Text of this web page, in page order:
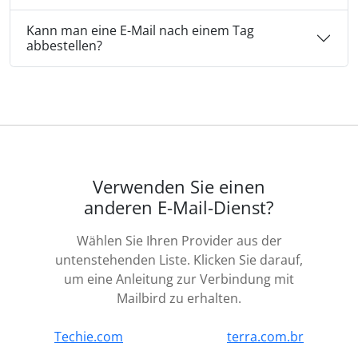
Kann man eine E-Mail nach einem Tag
abbestellen?
Verwenden Sie einen
anderen E-Mail-Dienst?
Wählen Sie Ihren Provider aus der
untenstehenden Liste. Klicken Sie darauf,
um eine Anleitung zur Verbindung mit
Mailbird zu erhalten.
Techie.com
terra.com.br